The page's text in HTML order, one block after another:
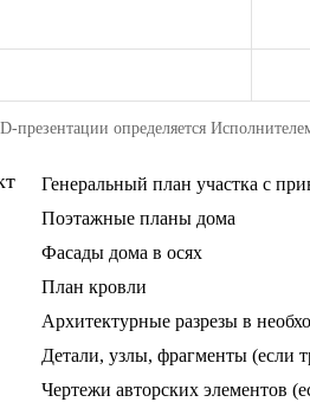
презентации определяется
Генеральный план участка с
Поэтажные планы дома
Фасады дома в осях
План кровли
Архитектурные разрезы в
Детали, узлы, фрагменты (если
Чертежи авторских элементов